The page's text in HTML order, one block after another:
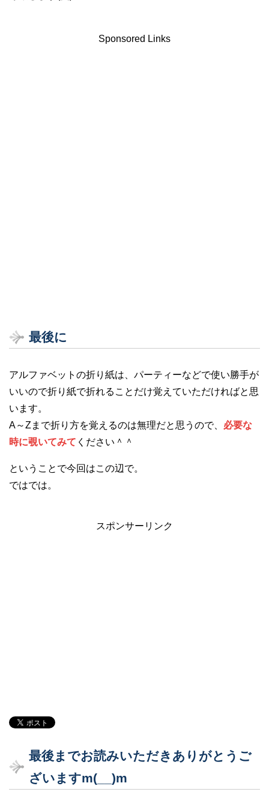
Sponsored Links
最後に
アルファベットの折り紙は、パーティーなどで使い勝手が
いいので折り紙で折れることだけ覚えていただければと思
います。
A～Zまで折り方を覚えるのは無理だと思うので、 必要な
時に覗いてみて ください＾＾
ということで今回はこの辺で。
ではでは。
スポンサーリンク
最後までお読みいただきありがとうご
ざいますm(__)m